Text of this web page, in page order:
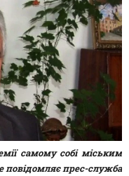
самому собі міським
повідомляє прес-служба